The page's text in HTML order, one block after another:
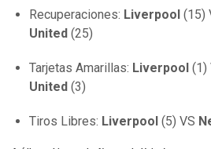
Recuperaciones: Liverpool (15)
United (25)
Tarjetas Amarillas: Liverpool (1)
United (3)
Tiros Libres: Liverpool (5) VS